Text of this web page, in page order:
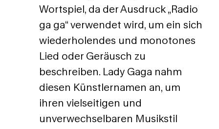
Wortspiel, da der Ausdruck „Radio
ga ga“ verwendet wird, um ein sich
wiederholendes und monotones
Lied oder Geräusch zu
beschreiben. Lady Gaga nahm
diesen Künstlernamen an, um
ihren vielseitigen und
unverwechselbaren Musikstil